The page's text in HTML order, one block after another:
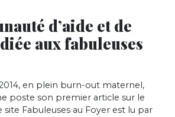
d’aide et de
aux fabuleuses
en plein burn-out maternel,
poste son premier article sur le
site Fabuleuses au Foyer est lu par